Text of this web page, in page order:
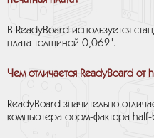
В ReadyBoard используется
плата толщиной 0,062".
Чем отличается ReadyBoard от
ReadyBoard значительно
компьютера форм-фактора